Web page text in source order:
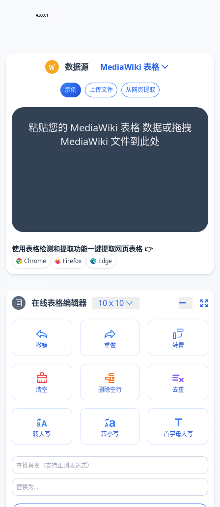
v3.0.1
数据源 MediaWiki 表格
示例 上传文件 从网页提取
粘贴您的 MediaWiki 表格 数据或拖拽
MediaWiki 文件到此处
使用表格检测和提取功能一键提取网页表格 👉
Chrome Firefox Edge
在线表格编辑器 10x 10
撤销 重做 转置
清空 删除空行 去重
转大写 转小写 首字母大写